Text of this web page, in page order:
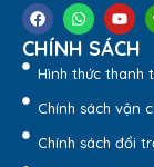
giúp giữ
CHÍNH SÁCH
Hình thức thanh
Chính sách vận
Chính sách đổi